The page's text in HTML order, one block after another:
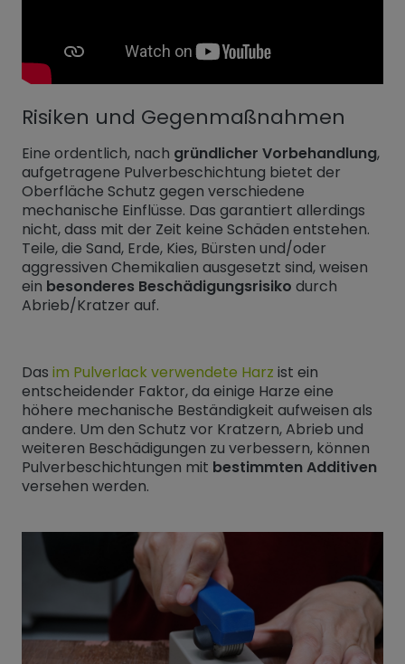
Risiken und Gegenmaßnahmen
Eine ordentlich, nach gründlicher Vorbehandlung,
aufgetragene Pulverbeschichtung bietet der
Oberfläche Schutz gegen verschiedene
mechanische Einflüsse. Das garantiert allerdings
nicht, dass mit der Zeit keine Schäden entstehen.
Teile, die Sand, Erde, Kies, Bürsten und/oder
aggressiven Chemikalien ausgesetzt sind, weisen
ein besonderes Beschädigungsrisiko durch
Abrieb/Kratzer auf.
Das im Pulverlack verwendete Harz ist ein
entscheidender Faktor, da einige Harze eine
höhere mechanische Beständigkeit aufweisen als
andere. Um den Schutz vor Kratzern, Abrieb und
weiteren Beschädigungen zu verbessern, können
Pulverbeschichtungen mit bestimmten Additiven
versehen werden.